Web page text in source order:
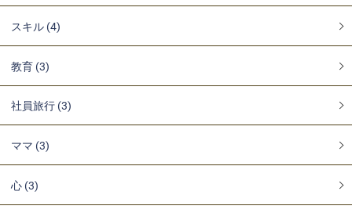
スキル (4)
教育 (3)
社員旅行 (3)
ママ (3)
心 (3)